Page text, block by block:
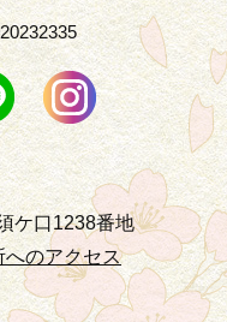
ケ口1238番地
へのアクセス